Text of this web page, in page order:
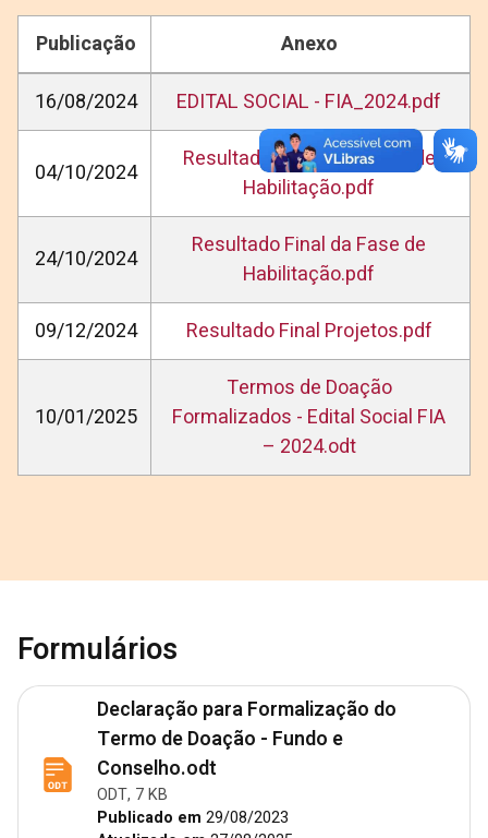
Publicação
Anexo
16/08/2024
EDITAL SOCIAL - FIA_2024.pdf
04/10/2024
Resultado Parcial da Fase de
Habilitação.pdf
24/10/2024
Resultado Final da Fase de
Habilitação.pdf
09/12/2024
Resultado Final Projetos.pdf
10/01/2025
Termos de Doação
Formalizados - Edital Social FIA
– 2024.odt
Formulários
Declaração para Formalização do
Termo de Doação - Fundo e
Conselho.odt
ODT, 7 KB
Publicado em 29/08/2023